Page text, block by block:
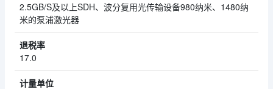
2.5GB/S及以上SDH、波分复用光传输设备980纳米、1480纳
米的泵浦激光器
17.0